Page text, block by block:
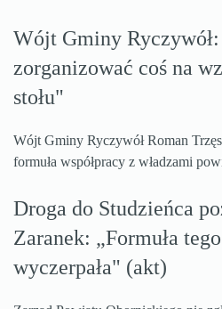
Wójt Gminy Ryczywół:
zorganizować coś na
stołu"
Wójt Gminy Ryczywół Roman
formuła współpracy z władzami
Droga do Studzieńca
Zaranek: „Formuła
wyczerpała" (akt)